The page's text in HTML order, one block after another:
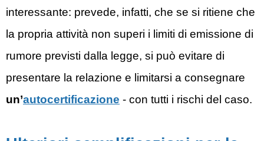
interessante: prevede, infatti, che se si ritiene che
la propria attività non superi i limiti di emissione di
rumore previsti dalla legge, si può evitare di
presentare la relazione e limitarsi a consegnare
un’autocertificazione - con tutti i rischi del caso.